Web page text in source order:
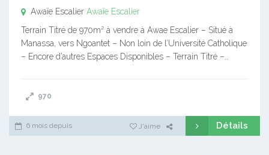
Awaïe Escalier Awaïe Escalier
Terrain Titré de 970m² à vendre à Awae Escalier – Situé à
Manassa, vers Ngoantet – Non loin de l’Université Catholique
– Encore d’autres Espaces Disponibles – Terrain Titré –…
970
6 mois depuis J'aime Détails